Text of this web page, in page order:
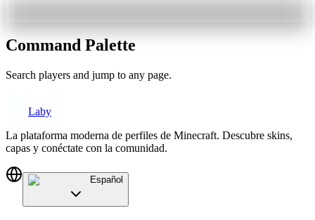
Command Palette
Search players and jump to any page.
Laby
La plataforma moderna de perfiles de Minecraft. Descubre skins,
capas y conéctate con la comunidad.
Español